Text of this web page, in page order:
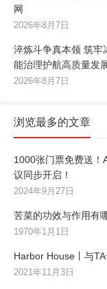
网
2026年8月7日
淬炼斗争真本领 筑牢
能治理护航高质量发
2026年8月7日
浏览最多的文章
1000张门票免费送！
议同步开启！
2024年9月27日
苦菜的功效与作用有
1970年1月1日
Harbor House丨与
2021年11月3日